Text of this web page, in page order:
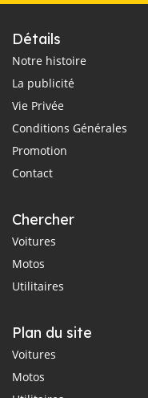
Détails
Notre histoire
La publicité
Vie Privée
Conditions Générales
Promotion
Contact
Chercher
Voitures
Motos
Utilitaires
Plan du site
Voitures
Motos